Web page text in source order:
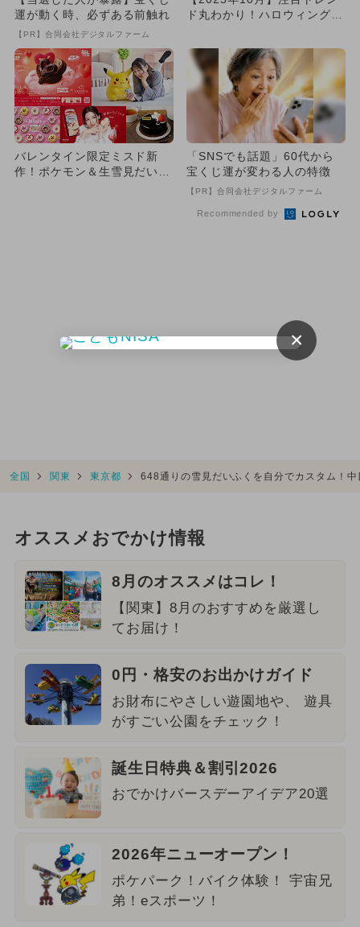
運が動く時、必ずある前触れ
【PR】合同会社デジタルファーム
ド丸わかり！ハロウィングッ
バレンタイン限定ミスド新
作！ポケモン＆生雪見だいふ
「SNSでも話題」60代から
宝くじ運が変わる人の特徴
【PR】合同会社デジタルファーム
Recommended by
全国 関東 東京都 648通りの雪見だいふくを自分でカスタム！
オススメおでかけ情報
8月のオススメはコレ！
【関東】8月のおすすめを厳選し
てお届け！
0円・格安のお出かけガイド
お財布にやさしい遊園地や、 遊具
がすごい公園をチェック！
誕生日特典＆割引2026
おでかけバースデーアイデア20選
2026年ニューオープン！
ポケパーク！バイク体験！ 宇宙兄
弟！eスポーツ！
×